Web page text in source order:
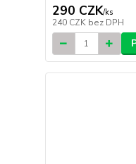
290 CZK/ks
240 CZK bez DPH